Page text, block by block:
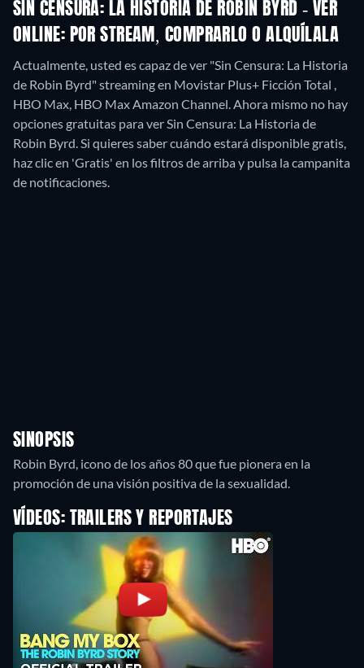
SIN CENSURA: LA HISTORIA DE ROBIN BYRD - VER
ONLINE: POR STREAM, COMPRARLO O ALQUÍLALA
Actualmente, usted es capaz de ver "Sin Censura: La Historia
de Robin Byrd" streaming en Movistar Plus+ Ficción Total ,
HBO Max, HBO Max Amazon Channel.Ahora mismo no hay
opciones gratuitas para ver Sin Censura: La Historia de
Robin Byrd. Si quieres saber cuándo estará disponible gratis,
haz clic en 'Gratis' en los filtros de arriba y pulsa la campanita
de notificaciones.
SINOPSIS
Robin Byrd, icono de los años 80 que fue pionera en la
promoción de una visión positiva de la sexualidad.
VÍDEOS: TRAILERS Y REPORTAJES